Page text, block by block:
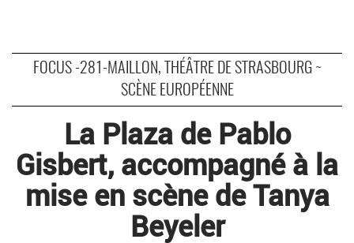
FOCUS -281-MAILLON, THÉÂTRE DE STRASBOURG ~
SCÈNE EUROPÉENNE
La Plaza de Pablo
Gisbert, accompagné à la
mise en scène de Tanya
Beyeler